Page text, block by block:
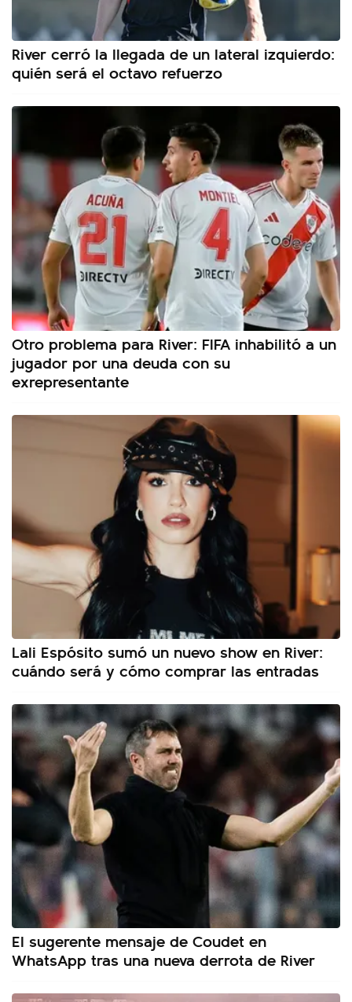
River cerró la llegada de un lateral izquierdo:
quién será el octavo refuerzo
Otro problema para River: FIFA inhabilitó a un
jugador por una deuda con su
exrepresentante
Lali Espósito sumó un nuevo show en River:
cuándo será y cómo comprar las entradas
El sugerente mensaje de Coudet en
WhatsApp tras una nueva derrota de River